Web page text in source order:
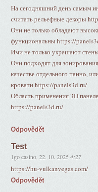
На сегодняшний день самым
считать рельефные декоры
Они не только обладают
функциональны https://
Ими не только украшают
Они подходят для
качестве отдельного панно,
кровати https://panels3d.ru/
Область применения 3D
https://panels3d.ru/
Odpovědět
Test
1go casino ,22. 10. 2025 4:27
https://hu-vulkanvegas.com/
Odpovědět